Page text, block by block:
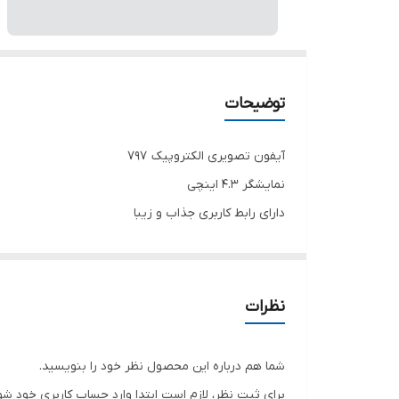
توضیحات
آیفون تصویری الکتروپیک ۷۹۷
نمایشگر 4.3 اینچی
دارای رابط کاربری جذاب و زیبا
پنل جلو دری ۱۰۸۶ الکترپیک
ترانس الکتروپیک
نظرات
شما هم درباره این محصول نظر خود را بنویسید.
برای ثبت نظر، لازم است ابتدا وارد حساب کاربری خود